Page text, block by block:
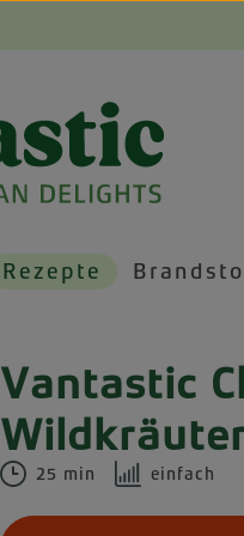
Rezepte
Vantastic
25 min einfach